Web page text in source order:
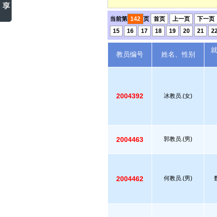
当前第 142 页 首页 上一页
下一页
15
16 17 18 19 20 21
教员编号 姓名、性别
2004392 冰教员.(女)
2004463 郭教员.(男)
2004462 何教员.(男)